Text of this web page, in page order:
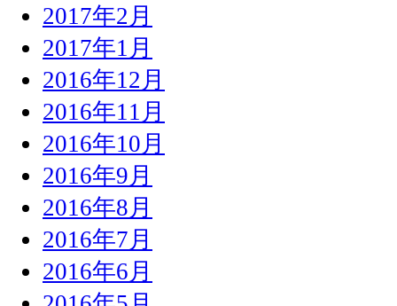
2017年2月
2017年1月
2016年12月
2016年11月
2016年10月
2016年9月
2016年8月
2016年7月
2016年6月